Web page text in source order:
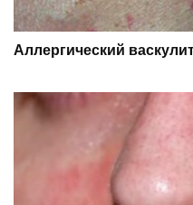
Аллергический